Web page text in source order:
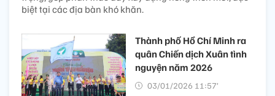
biệt tại các địa bàn khó khăn.
Thành phố Hồ Chí Minh ra
quân Chiến dịch Xuân tình
nguyện năm 2026
03/01/2026 11:57’